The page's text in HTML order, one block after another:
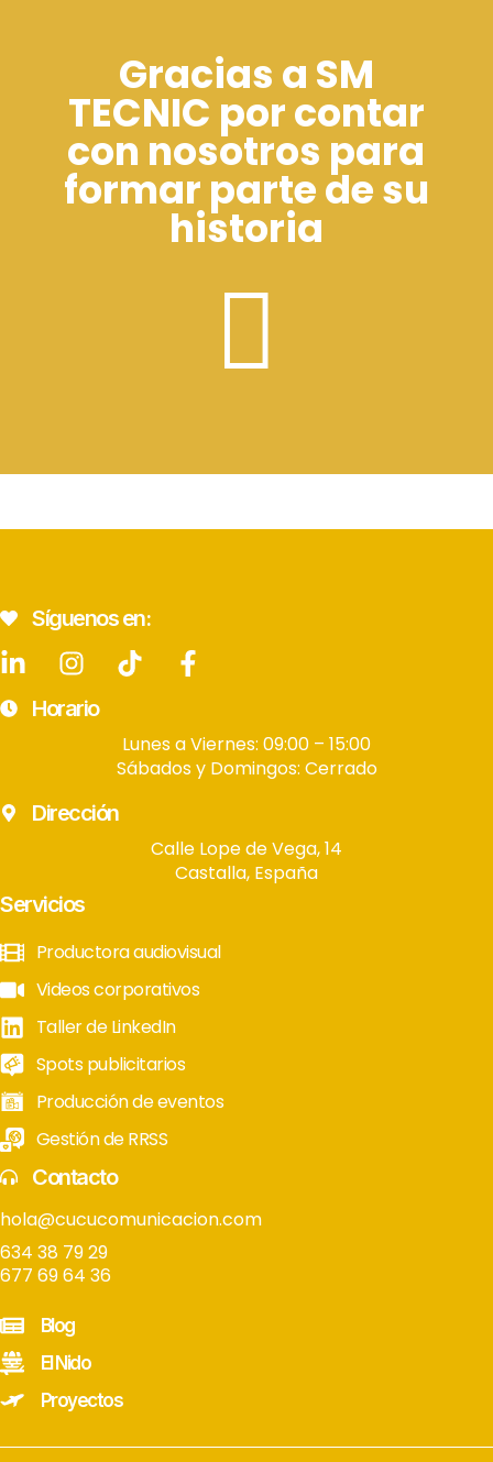
Gracias a SM
TECNIC por contar
con nosotros para
formar parte de su
historia

Síguenos en:
Horario
Lunes a Viernes: 09:00 – 15:00
Sábados y Domingos: Cerrado
Dirección
Calle Lope de Vega, 14
Castalla, España
Servicios
Productora audiovisual
Videos corporativos
Taller de LinkedIn
Spots publicitarios
Producción de eventos
Gestión de RRSS
Contacto
hola@cucucomunicacion.com
634 38 79 29
677 69 64 36
Blog
El Nido
Proyectos